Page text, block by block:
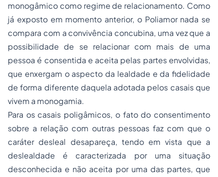
monogâmico como regime de relacionamento. Como
já exposto em momento anterior, o Poliamor nada se
compara com a convivência concubina, uma vez que a
possibilidade de se relacionar com mais de uma
pessoa é consentida e aceita pelas partes envolvidas,
que enxergam o aspecto da lealdade e da fidelidade
de forma diferente daquela adotada pelos casais que
vivem a monogamia.
Para os casais poligâmicos, o fato do consentimento
sobre a relação com outras pessoas faz com que o
caráter desleal desapareça, tendo em vista que a
deslealdade é caracterizada por uma situação
desconhecida e não aceita por uma das partes, que